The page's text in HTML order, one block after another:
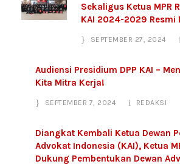
Sekaligus Ketua MPR
KAI 2024-2029 Resmi
SEPTEMBER 27, 2024
Audiensi Presidium DPP KAI –
Kita Mitra Kerja!
SEPTEMBER 7, 2024 REDAKSI
Diangkat Kembali Ketua Dewan
Advokat Indonesia (KAI), Ketua
Dukung Pembentukan Dewan